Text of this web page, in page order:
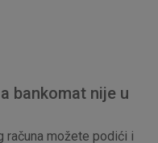
bankomat nije u
računa možete podići i
internetske stranice i
koje uključuju zahtjev